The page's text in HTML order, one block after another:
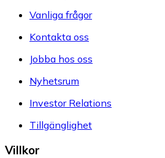
Vanliga frågor
Kontakta oss
Jobba hos oss
Nyhetsrum
Investor Relations
Tillgänglighet
Villkor